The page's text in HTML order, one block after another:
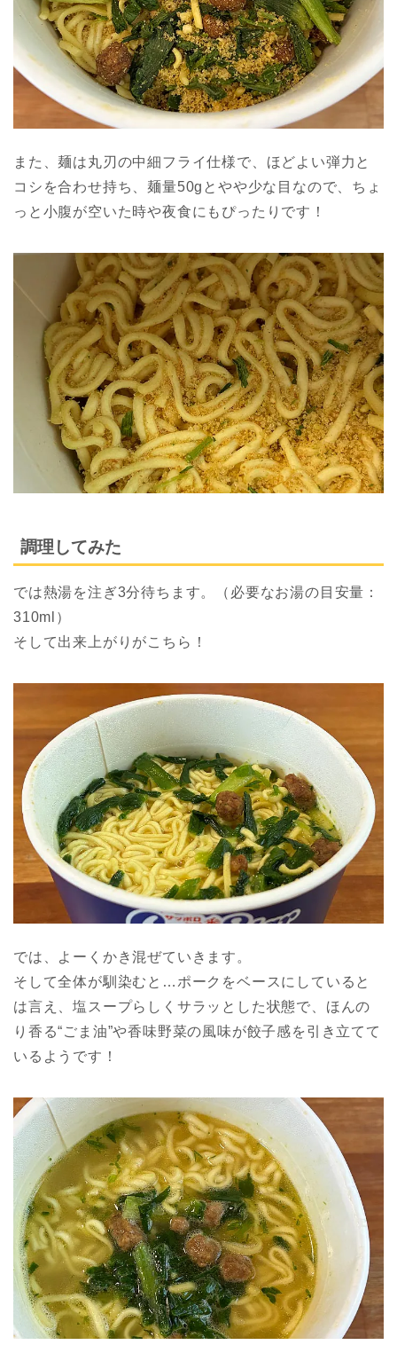
また、麺は丸刃の中細フライ仕様で、ほどよい弾力と
コシを合わせ持ち、麺量50gとやや少な目なので、ちょ
っと小腹が空いた時や夜食にもぴったりです！
調理してみた
では熱湯を注ぎ3分待ちます。（必要なお湯の目安量：
310ml）
そして出来上がりがこちら！
では、よーくかき混ぜていきます。
そして全体が馴染むと…ポークをベースにしていると
は言え、塩スープらしくサラッとした状態で、ほんの
り香る“ごま油”や香味野菜の風味が餃子感を引き立てて
いるようです！